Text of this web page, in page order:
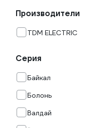
Производители
TDM ELECTRIC
Серия
Байкал
Болонь
Валдай